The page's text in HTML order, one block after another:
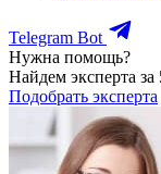
Telegram Bot
Нужна помощь?
Найдем эксперта
Подобрать эксперта